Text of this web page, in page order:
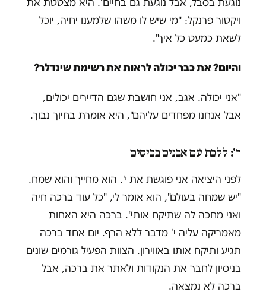
ויקטור פרנקל: "מי שיש לו משהו שלמענו יחיה, יוכל
לשאת כמעט כל איך".
והיום? את כבר יכולה לראות את רשימת שינדלר?
"אני יכולה. אגב, אני חושבת שגם הדיירים יכולים,
אבל אנחנו מפחדים עליהם", היא אומרת בחיוך נבוך.
ר': ללכת עם אבנים בכיסים
לפני היציאה אני פוגשת את י'. הוא מחייך והוא שמח.
"יש שמחה בעולם", הוא אומר לי, "כל עוד ברכה חיה
ואני מחכה לה שתיקח אותי". ברכה היא האחות
מאמריקה עליה י' מדבר ללא הרף. יום אחד ברכה
תגיע ותיקח אותו באווירון. הצוות הפעיל גורמים שונים
בניסיון לחבר את הנקודות ולאתר את ברכה, אבל
ברכה לא נמצאה.